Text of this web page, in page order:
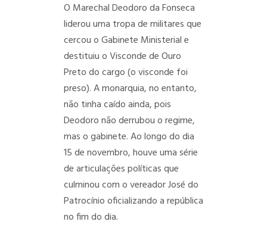
O Marechal Deodoro da Fonseca
liderou uma tropa de militares que
cercou o Gabinete Ministerial e
destituiu o Visconde de Ouro
Preto do cargo (o visconde foi
preso). A monarquia, no entanto,
não tinha caído ainda, pois
Deodoro não derrubou o regime,
mas o gabinete. Ao longo do dia
15 de novembro, houve uma série
de articulações políticas que
culminou com o vereador José do
Patrocínio oficializando a república
no fim do dia.